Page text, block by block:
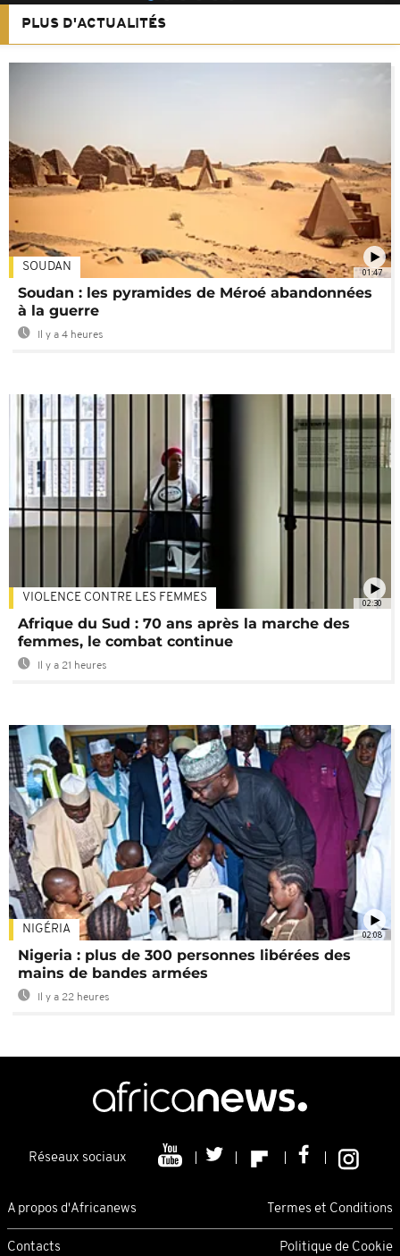
PLUS D'ACTUALITÉS
01:47
SOUDAN
Soudan : les pyramides de Méroé abandonnées
à la guerre
Il y a 4 heures
02:30
VIOLENCE CONTRE LES FEMMES
Afrique du Sud : 70 ans après la marche des
femmes, le combat continue
Il y a 21 heures
02:08
NIGÉRIA
Nigeria : plus de 300 personnes libérées des
mains de bandes armées
Il y a 22 heures
Réseaux sociaux
A propos d'Africanews Termes et Conditions
Contacts Politique de Cookie